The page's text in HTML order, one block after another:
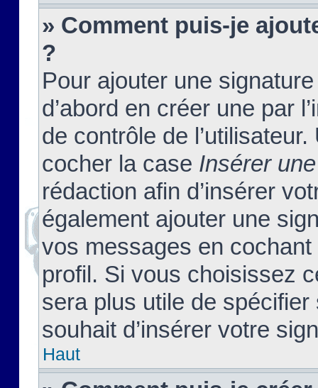
» Comment puis-je
?
Pour ajouter une
d’abord en créer une par
de contrôle de
cocher la case Insérer
rédaction afin d’insérer
également ajouter une
vos messages en
profil. Si vous choisissez
sera plus utile de
souhait d’insérer votre
Haut